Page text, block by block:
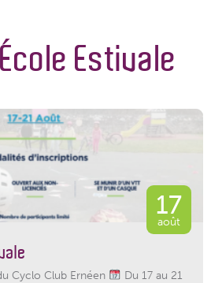
Estivale
17
août
Cyclo Club Ernéen
Du 17 au 21